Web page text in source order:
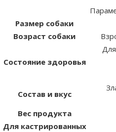
Размер собаки
Возраст собаки
Состояние здоровья
Состав и вкус
Вес продукта
Для кастрированных